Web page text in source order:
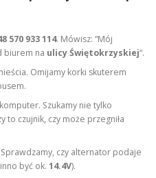
570 933 114. Mówisz: “Mój
biurem na ulicy Świętokrzyskiej“.
Omijamy korki skuterem
Szukamy nie tylko
to czujnik, czy może przegniła
czy alternator podaje
być ok. 14.4V).